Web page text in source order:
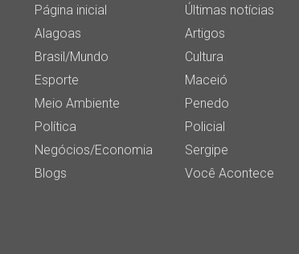
Página inicial
Últimas notícias
Alagoas
Artigos
Brasil/Mundo
Cultura
Esporte
Maceió
Meio Ambiente
Penedo
Política
Policial
Negócios/Economia
Sergipe
Blogs
Você Acontece